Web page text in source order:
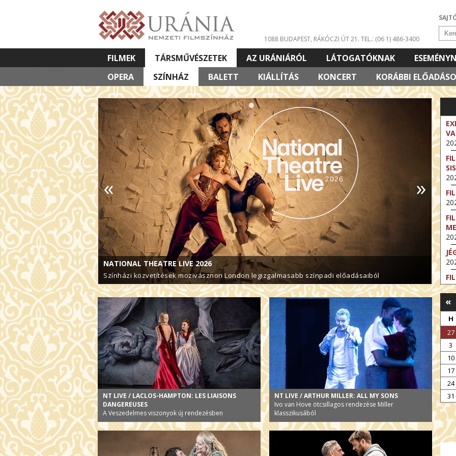
1088 BUDAPEST, RÁKÓCZI ÚT 21. TEL.: (06 1) 486-3400
FILMEK
TÁRSMŰVÉSZETEK
OPERA
SZÍNHÁZ BALETT KIÁLLÍTÁS KONCERT KORÁBBI
AZ URÁNIÁRÓL LÁTOGATÓKNAK
VETÍTETT KÉPES ELŐADÁSOK
NATIONAL THEATRE LIVE 2026
Színházi közvetítések mozivásznon London legizgalmasabb színpadi előadásaiból
« »
NT LIVE / LACLOS-HAMPTON: LES LIAISONS
DANGEREUSES
A Veszedelmes viszonyok új rendezésben
NT LIVE / ARTHUR MILLER: ALL MY SONS
Ivo van Hove ötcsillagos rendezése Miller
klasszikusából
«
H
27
3
10
17
24
31